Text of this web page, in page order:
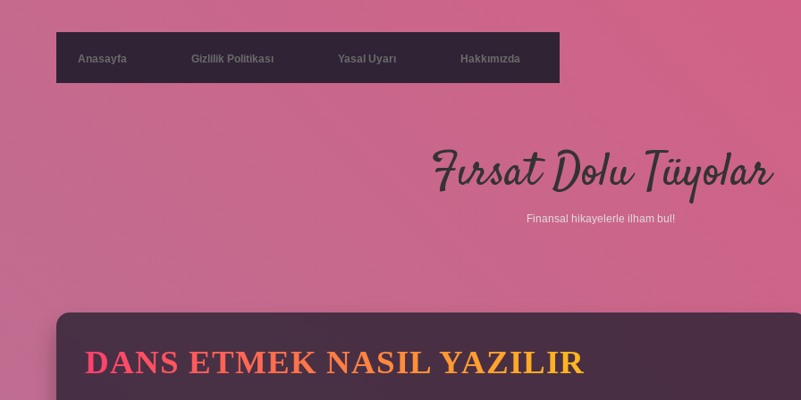
Anasayfa Gizlilik Politikası Yasal Uyarı Hakkımızda
Fırsat Dolu Tüyolar
Finansal hikayelerle ilham bul!
DANS ETMEK NASIL YAZILIR